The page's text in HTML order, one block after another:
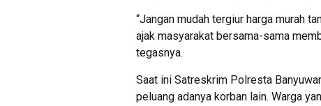
“Jangan mudah tergiur harga murah
ajak masyarakat bersama-sama
tegasnya.
Saat ini Satreskrim Polresta
peluang adanya korban lain. Warga